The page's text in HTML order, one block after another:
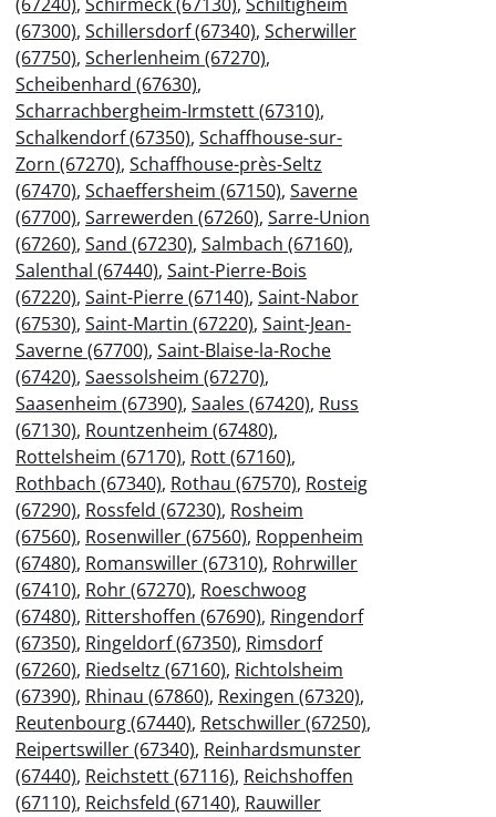
(67300), Schillersdorf (67340), Scherwiller
(67750), Scherlenheim (67270),
Scheibenhard (67630),
Scharrachbergheim-Irmstett (67310),
Schalkendorf (67350), Schaffhouse-sur-
Zorn (67270), Schaffhouse-près-Seltz
(67470), Schaeffersheim (67150), Saverne
(67700), Sarrewerden (67260), Sarre-Union
(67260), Sand (67230), Salmbach (67160),
Salenthal (67440), Saint-Pierre-Bois
(67220), Saint-Pierre (67140), Saint-Nabor
(67530), Saint-Martin (67220), Saint-Jean-
Saverne (67700), Saint-Blaise-la-Roche
(67420), Saessolsheim (67270),
Saasenheim (67390), Saales (67420), Russ
(67130), Rountzenheim (67480),
Rottelsheim (67170), Rott (67160),
Rothbach (67340), Rothau (67570), Rosteig
(67290), Rossfeld (67230), Rosheim
(67560), Rosenwiller (67560), Roppenheim
(67480), Romanswiller (67310), Rohrwiller
(67410), Rohr (67270), Roeschwoog
(67480), Rittershoffen (67690), Ringendorf
(67350), Ringeldorf (67350), Rimsdorf
(67260), Riedseltz (67160), Richtolsheim
(67390), Rhinau (67860), Rexingen (67320),
Reutenbourg (67440), Retschwiller (67250),
Reipertswiller (67340), Reinhardsmunster
(67440), Reichstett (67116), Reichshoffen
(67110), Reichsfeld (67140), Rauwiller